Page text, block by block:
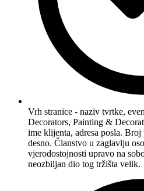
Vrh stranice - naziv tvrtke,
Decorators, Painting &
ime klijenta, adresa posla.
desno. Članstvo u zaglavlju
vjerodostojnosti upravo na
neozbiljan dio tog tržišta velik.